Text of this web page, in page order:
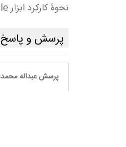
نحوۀ کارکرد ابزار Search Console را در ادامه آموزش خواهیم داد.
پرسش و پاسخ
پرسش عبداله